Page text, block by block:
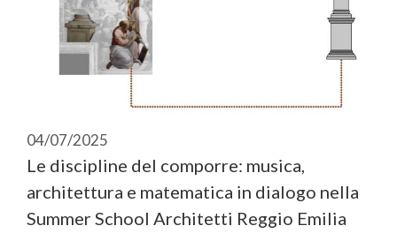
04/07/2025
Le discipline del comporre: musica,
architettura e matematica in dialogo nella
Summer School Architetti Reggio Emilia